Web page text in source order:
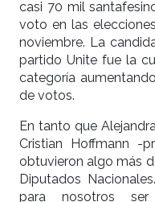
casi 70 mil
voto en las
noviembre. La
partido Unite fue la
categoría
de votos.
En tanto que
Cristian Hoffmann -
obtuvieron algo más
Diputados
para nosotros